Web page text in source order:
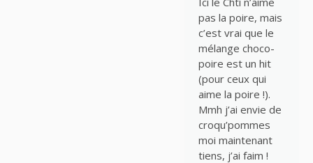
pas la poire, mais
c’est vrai que le
mélange choco-
poire est un hit
(pour ceux qui
aime la poire !).
Mmh j’ai envie de
croqu’pommes
moi maintenant
tiens, j’ai faim !